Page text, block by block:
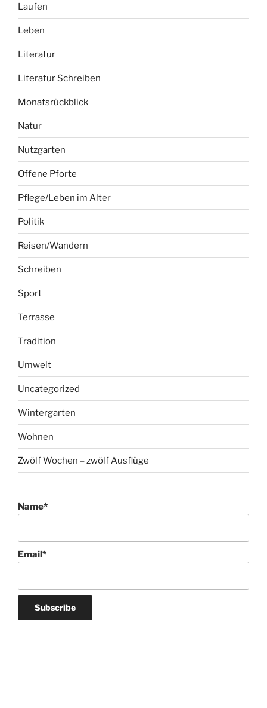
Laufen
Leben
Literatur
Literatur Schreiben
Monatsrückblick
Natur
Nutzgarten
Offene Pforte
Pflege/Leben im Alter
Politik
Reisen/Wandern
Schreiben
Sport
Terrasse
Tradition
Umwelt
Uncategorized
Wintergarten
Wohnen
Zwölf Wochen – zwölf Ausflüge
Name*
Email*